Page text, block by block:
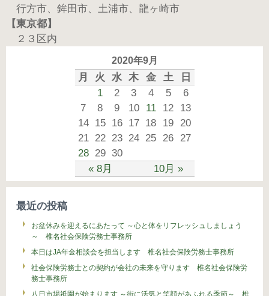
行方市、鉾田市、土浦市、龍ヶ崎市
【東京都】
２３区内
2020年9月
月 火 水 木 金 土 日
« 8月 10月 »
1 2 3 4 5
6
7
8 9 10 11 12 13
14 15 16 17 18 19 20
21 22 23 24 25 26 27
28 29 30
最近の投稿
お盆休みを迎えるにあたって ～心と体をリフレッシュしましょう
～ 椎名社会保険労務士事務所
本日はJA年金相談会を担当します 椎名社会保険労務士事務所
社会保険労務士との契約が会社の未来を守ります 椎名社会保険労
務士事務所
八日市場祇園が始まります ～街に活気と笑顔があふれる季節～ 椎